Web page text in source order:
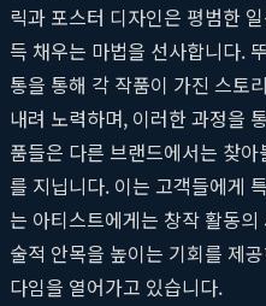
릭과 포스터 디자인은 평범한
득 채우는 마법을 선사합니다.
통을 통해 각 작품이 가진 스토
내려 노력하며, 이러한 과정을
품들은 다른 브랜드에서는 찾
를 지닙니다. 이는 고객들에게
는 아티스트에게는 창작 활동
술적 안목을 높이는 기회를 제
다임을 열어가고 있습니다.